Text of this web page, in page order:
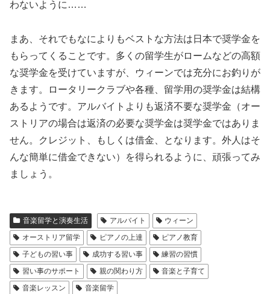
わないように……
まあ、それでもなによりもベストな方法は日本で奨学金を
もらってくることです。多くの留学生がロームなどの高額
な奨学金を受けていますが、ウィーンでは充分にお釣りが
きます。ロータリークラブや各種、留学用の奨学金は結構
あるようです。アルバイトよりも返済不要な奨学金（オー
ストリアの場合は返済の必要な奨学金は奨学金ではありま
せん。クレジット、もしくは借金、となります。外人はそ
んな簡単に借金できない）を得られるように、頑張ってみ
ましょう。
音楽留学と演奏生活 アルバイト
ウィーン
オーストリア留学
ピアノの上達
ピアノ教育
子どもの習い事
成功する習い事
練習の習慣
習い事のサポート
親の関わり方
音楽と子育て
音楽レッスン
音楽留学